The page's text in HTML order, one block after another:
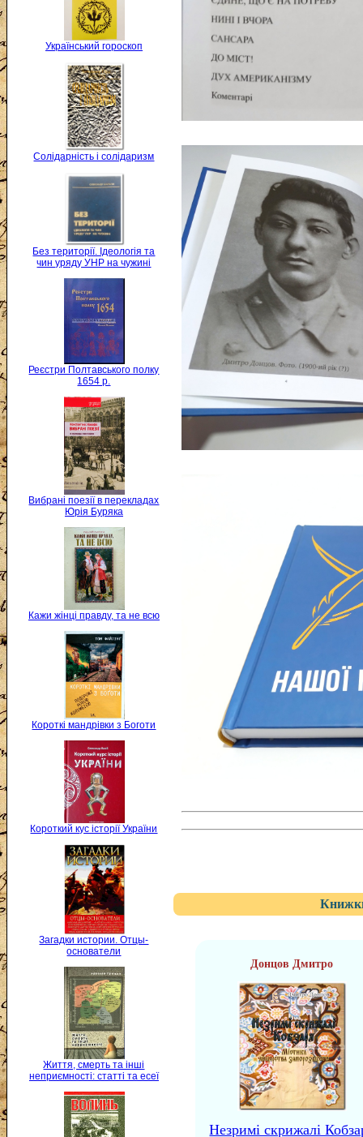
Український гороскоп
Солідарність і солідаризм
Без території. Ідеологія та
чин уряду УНР на чужині
Реєстри Полтавського полку
1654 р.
Вибрані поезії в перекладах
Юрія Буряка
Кажи жінці правду, та не всю
Короткі мандрівки з Боготи
Короткий кус історії України
Загадки истории. Отцы-
основатели
Життя, смерть та інші
неприємності: статті та есеї
Донцов Дмитро
Незримі скрижалі